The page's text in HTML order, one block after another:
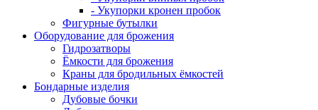
- Укупорки кронен пробок
Фигурные бутылки
Оборудование для брожения
Гидрозатворы
Ёмкости для брожения
Краны для бродильных ёмкостей
Бондарные изделия
Дубовые бочки